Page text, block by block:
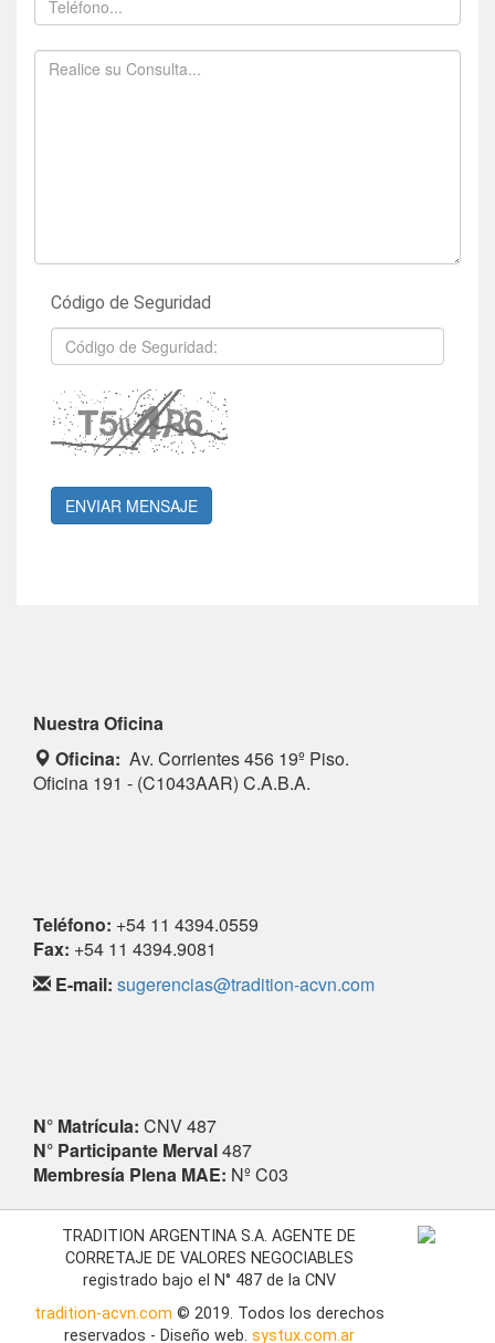
Código de Seguridad
Nuestra Oficina
Oficina: Av. Corrientes 456 19º Piso.
Oficina 191 - (C1043AAR) C.A.B.A.
Teléfono: +54 11 4394.0559
Fax: +54 11 4394.9081
E-mail: sugerencias@tradition-acvn.com
N° Matrícula: CNV 487
N° Participante Merval487
Membresía Plena MAE: Nº C03
TRADITION ARGENTINA S.A. AGENTE DE
CORRETAJE DE VALORES NEGOCIABLES
registrado bajo el N° 487 de la CNV
tradition-acvn.com © 2019. Todos los derechos
reservados - Diseño web. systux.com.ar